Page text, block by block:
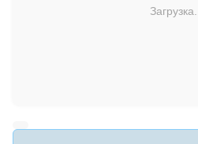
Загрузка...